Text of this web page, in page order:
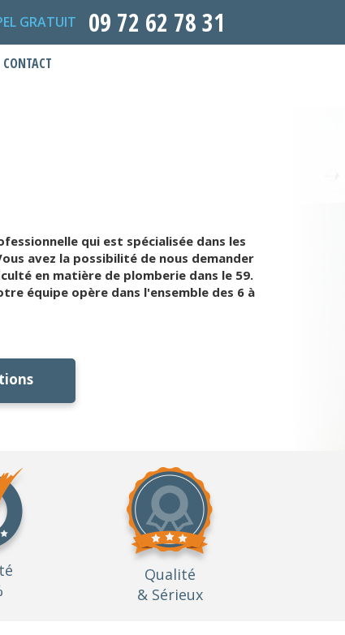
GRATUIT 09 72 62 78 31
CONTACT
qui est spécialisée dans les
avez la possibilité de nous demander
en matière de plomberie dans le 59.
équipe opère dans l'ensemble des 6 à
Qualité
& Sérieux